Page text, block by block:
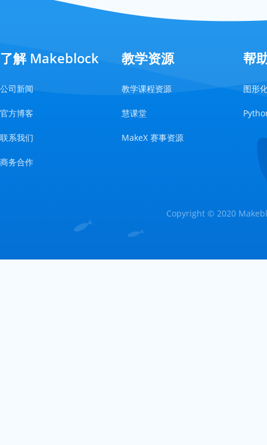
了解 Makeblock
公司新闻
官方博客
联系我们
商务合作
教学资源
教学课程资源
慧课堂
MakeX 赛事资源
帮
图形
Copyright © 2020